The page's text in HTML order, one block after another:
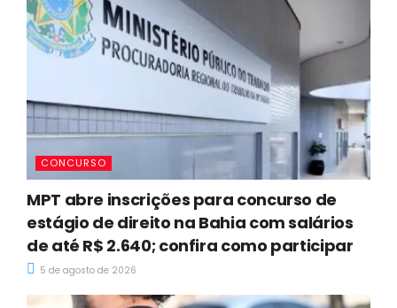
CONCURSO
MPT abre inscrições para concurso de
estágio de direito na Bahia com salários
de até R$ 2.640; confira como participar
5 de agosto de 2026